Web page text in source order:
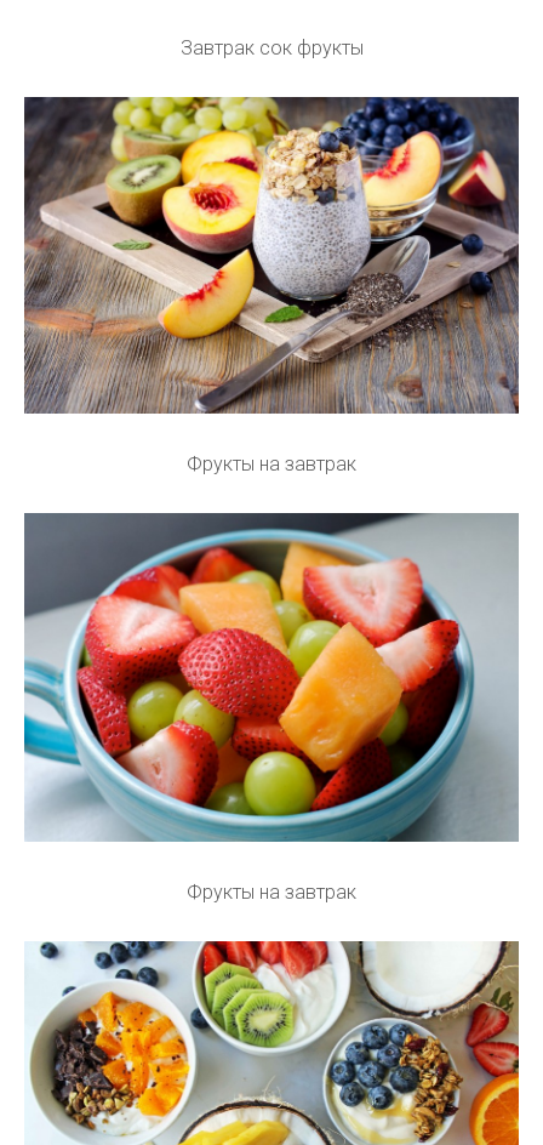
Завтрак сок фрукты
Фрукты на завтрак
Фрукты на завтрак